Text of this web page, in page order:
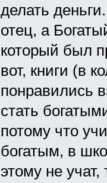
делать
отец, а
который был
вот, книги (в
понравились
стать
потому что
богатым, в
этому не